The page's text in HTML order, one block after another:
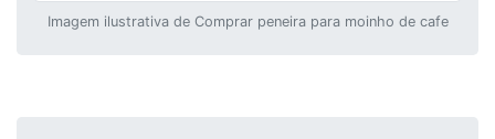
Imagem ilustrativa de Comprar peneira para moinho de cafe